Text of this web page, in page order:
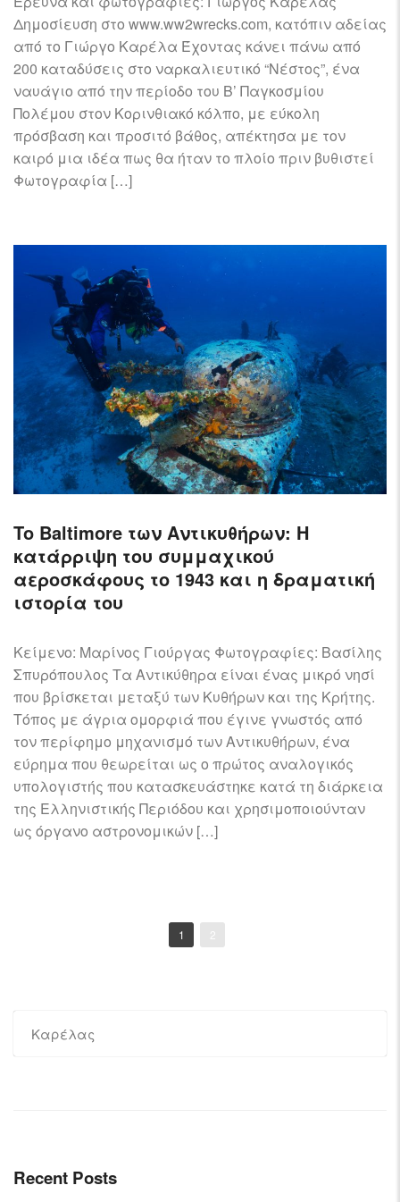
Δημοσίευση στο www.ww2wrecks.com, κατόπιν αδείας
από το Γιώργο Καρέλα Έχοντας κάνει πάνω από
200 καταδύσεις στο ναρκαλιευτικό “Νέστος”, ένα
ναυάγιο από την περίοδο του Β’ Παγκοσμίου
Πολέμου στον Κορινθιακό κόλπο, με εύκολη
πρόσβαση και προσιτό βάθος, απέκτησα με τον
καιρό μια ιδέα πως θα ήταν το πλοίο πριν βυθιστεί
Φωτογραφία […]
To Baltimore των Αντικυθήρων: Η
κατάρριψη του συμμαχικού
αεροσκάφους το 1943 και η δραματική
ιστορία του
Κείμενο: Μαρίνος Γιούργας Φωτογραφίες: Βασίλης
Σπυρόπουλος Τα Αντικύθηρα είναι ένας μικρό νησί
που βρίσκεται μεταξύ των Κυθήρων και της Κρήτης.
Τόπος με άγρια ομορφιά που έγινε γνωστός από
τον περίφημο μηχανισμό των Αντικυθήρων, ένα
εύρημα που θεωρείται ως ο πρώτος αναλογικός
υπολογιστής που κατασκευάστηκε κατά τη διάρκεια
της Ελληνιστικής Περιόδου και χρησιμοποιούνταν
ως όργανο αστρονομικών […]
1 2
Recent Posts